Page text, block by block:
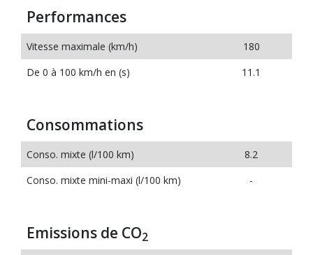
Performances
Vitesse maximale (km/h)
180
De 0 à 100 km/h en (s)
11.1
Consommations
Conso. mixte (l/100 km)
8.2
Conso. mixte mini-maxi (l/100 km)
-
Emissions de CO2